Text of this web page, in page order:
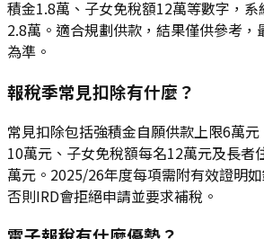
積金1.8萬、子女免稅額12萬等數字，
2.8萬。適合規劃供款，結果僅供參考，
為準。
報稅季常見扣除有什麼？
常見扣除包括強積金自願供款上限6萬
10萬元、子女免稅額每名12萬元及長者
萬元。2025/26年度每項需附有效證明
否則IRD會拒絕申請並要求補稅。